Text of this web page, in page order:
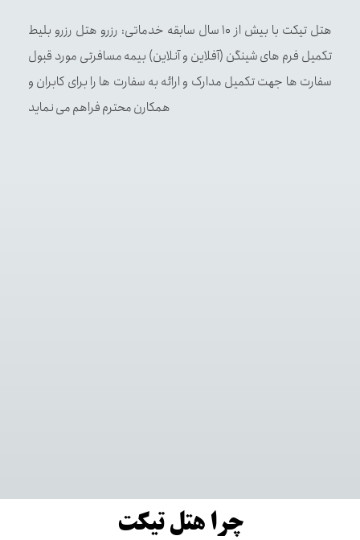
هتل تیکت با بیش از 10 سال سابقه خدماتی: رزرو هتل رزرو بلیط
تکمیل فرم های شینگن (آفلاین و آنلاین) بیمه مسافرتی مورد قبول
سفارت ها جهت تکمیل مدارک و ارائه به سفارت ها را برای کابران و
همکارن محترم فراهم می نماید
چرا هتل تیکت